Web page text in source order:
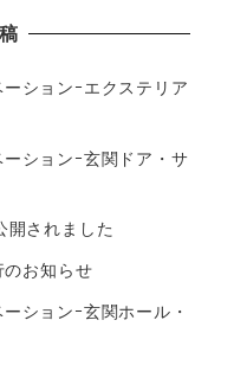
ションｰエクステリア
ションｰ玄関ドア・サ
開されました
のお知らせ
ションｰ玄関ホール・